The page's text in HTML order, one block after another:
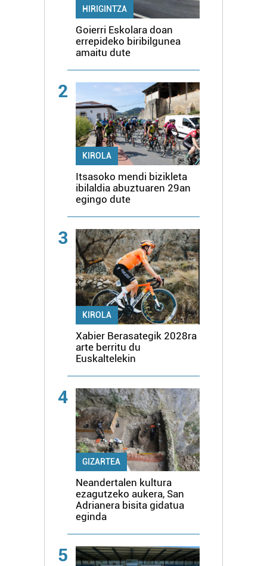
HIRIGINTZA
Goierri Eskolara doan
errepideko biribilgunea
amaitu dute
2
KIROLA
Itsasoko mendi bizikleta
ibilaldia abuztuaren 29an
egingo dute
3
KIROLA
Xabier Berasategik 2028ra
arte berritu du
Euskaltelekin
4
GIZARTEA
Neandertalen kultura
ezagutzeko aukera, San
Adrianera bisita gidatua
eginda
5